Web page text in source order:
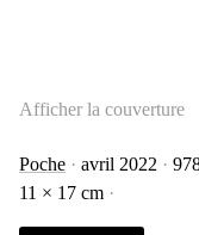
Afficher la couverture
Poche avril 2022
11 × 17 cm